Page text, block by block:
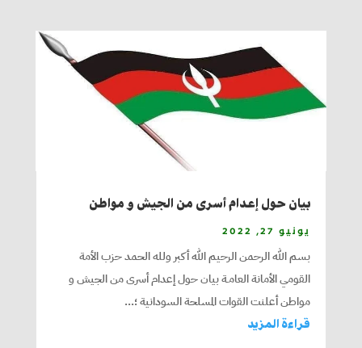
بيان حول إعدام أسرى من الجيش و مواطن
يونيو 27, 2022
بسم الله الرحمن الرحيم الله أكبر ولله الحمد حزب الأمة
القومي الأمانة العامـة بيان حول إعدام أسرى من الجيش و
مواطن أعلنت القوات المسلحة السودانية ؛...
قراءة المزيد